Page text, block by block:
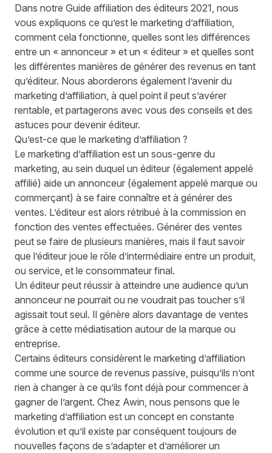
Dans notre Guide affiliation des éditeurs 2021, nous
vous expliquons ce qu’est le marketing d’affiliation,
comment cela fonctionne, quelles sont les différences
entre un « annonceur » et un « éditeur » et quelles sont
les différentes manières de générer des revenus en tant
qu’éditeur. Nous aborderons également l’avenir du
marketing d’affiliation, à quel point il peut s’avérer
rentable, et partagerons avec vous des conseils et des
astuces pour devenir éditeur.
Qu’est-ce que le marketing d’affiliation ?
Le marketing d’affiliation est un sous-genre du
marketing, au sein duquel un éditeur (également appelé
affilié) aide un annonceur (également appelé marque ou
commerçant) à se faire connaître et à générer des
ventes. L’éditeur est alors rétribué à la commission en
fonction des ventes effectuées. Générer des ventes
peut se faire de plusieurs manières, mais il faut savoir
que l’éditeur joue le rôle d’intermédiaire entre un produit,
ou service, et le consommateur final.
Un éditeur peut réussir à atteindre une audience qu’un
annonceur ne pourrait ou ne voudrait pas toucher s’il
agissait tout seul. Il génère alors davantage de ventes
grâce à cette médiatisation autour de la marque ou
entreprise.
Certains éditeurs considèrent le marketing d’affiliation
comme une source de revenus passive, puisqu’ils n’ont
rien à changer à ce qu’ils font déjà pour commencer à
gagner de l’argent. Chez Awin, nous pensons que le
marketing d’affiliation est un concept en constante
évolution et qu’il existe par conséquent toujours de
nouvelles façons de s’adapter et d’améliorer un